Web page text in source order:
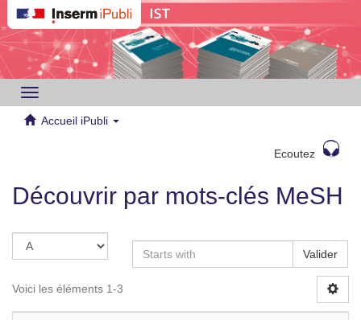
Toggle
navigation
Accueil iPubli
Ecoutez
Découvrir par mots-clés MeSH
Valider
Voici les éléments 1-3